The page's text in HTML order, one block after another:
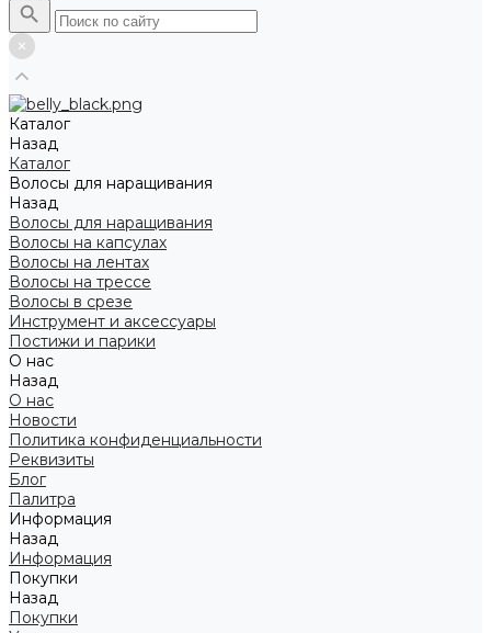
Каталог
Назад
Каталог
Волосы для наращивания
Назад
Волосы для наращивания
Волосы на капсулах
Волосы на лентах
Волосы на трессе
Волосы в срезе
Инструмент и аксессуары
Постижи и парики
О нас
Назад
О нас
Новости
Политика конфиденциальности
Реквизиты
Блог
Палитра
Информация
Назад
Информация
Покупки
Назад
Покупки